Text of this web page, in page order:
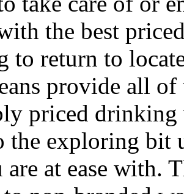
the best
to return to
provide all
priced
the exploring bit
at ease with.